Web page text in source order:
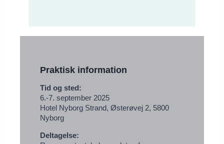
Praktisk information
Tid og sted:
6.-7. september 2025
Hotel Nyborg Strand, Østerøvej 2, 5800
Nyborg
Deltagelse: